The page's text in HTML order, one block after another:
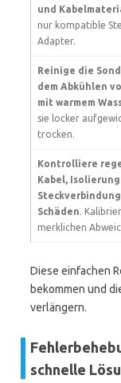
und
nur kompatible
Adapter.
Reinige die
dem Abkühlen
mit warmem
sie locker
trocken.
Kontrolliere
Kabel, Isolierung
Schäden.
merklichen
Diese einfachen
bekommen und
verlängern.
schnelle